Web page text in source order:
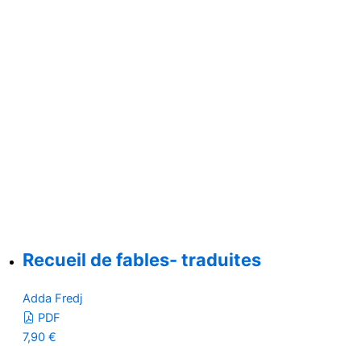
Recueil de fables- traduites
Adda Fredj
PDF
7,90 €